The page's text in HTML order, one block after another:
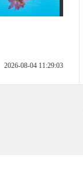
2026-08-04 11:29:03